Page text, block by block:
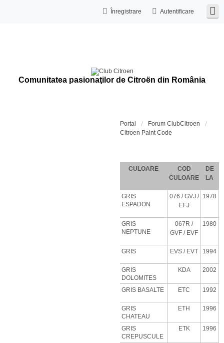
Autentificare
Înregistrare
Comunitatea pasionaţilor de Citroën din România
Portal
Forum ClubCitroen
Citroen Paint Code
CULOARE
COD
CULOARE
DE
LA
GRIS
ESPADON
076 / GVJ /
EFJ
1978
GRIS
NEPTUNE
067R /
GVF / EVF
1980
GRIS EVS / EVT 1994
GRIS
DOLOMITES
KDA 2002
GRIS BASALTE ETC 1992
GRIS
CHATEAU
ETH 1996
GRIS
CREPUSCULE
ETK 1996